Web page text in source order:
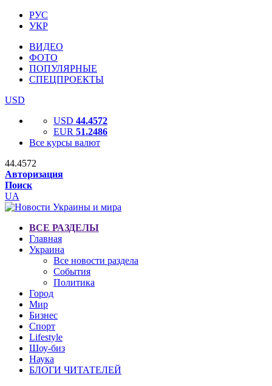
РУС
УКР
ВИДЕО
ФОТО
ПОПУЛЯРНЫЕ
СПЕЦПРОЕКТЫ
USD
USD 44.4572
EUR 51.2486
Все курсы валют
44.4572
Авторизация
Поиск
UA
ВСЕ РАЗДЕЛЫ
Главная
Украина
Все новости раздела
События
Политика
Город
Мир
Бизнес
Спорт
Lifestyle
Шоу-биз
Наука
БЛОГИ ЧИТАТЕЛЕЙ